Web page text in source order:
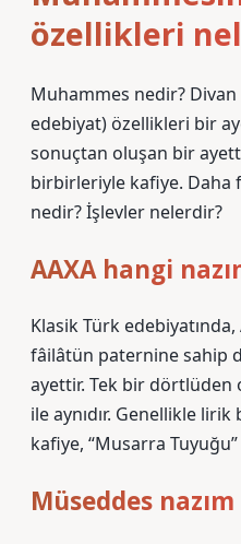
özellikleri
Muhammes nedir?
edebiyat) özellikleri bir
sonuçtan oluşan bir
birbirleriyle kafiye.
nedir? İşlevler nelerdir?
AAXA hangi
Klasik Türk
fâilâtün paternine sahip
ayettir. Tek bir dörtlüden
ile aynıdır. Genellikle
kafiye, “Musarra Tuyuğu”
Müseddes